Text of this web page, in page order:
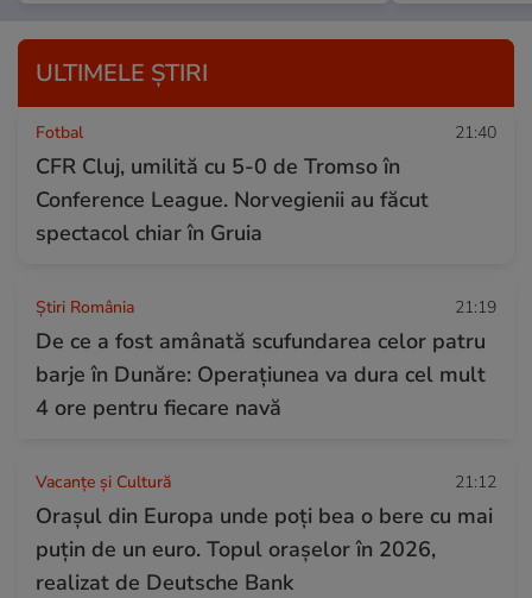
ULTIMELE ȘTIRI
Fotbal 21:40
CFR Cluj, umilită cu 5-0 de Tromso în
Conference League. Norvegienii au făcut
spectacol chiar în Gruia
Știri România 21:19
De ce a fost amânată scufundarea celor patru
barje în Dunăre: Operațiunea va dura cel mult
4 ore pentru fiecare navă
Vacanțe și Cultură 21:12
Orașul din Europa unde poți bea o bere cu mai
puțin de un euro. Topul orașelor în 2026,
realizat de Deutsche Bank